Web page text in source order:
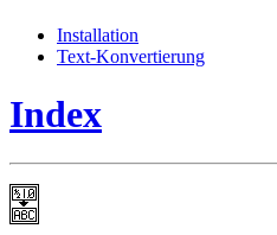
Installation
Text-Konvertierung
Index